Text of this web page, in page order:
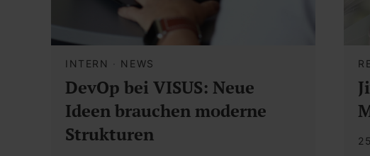
INTERN · NEWS
DevOp bei VISUS: Neue
Ideen brauchen moderne
Strukturen